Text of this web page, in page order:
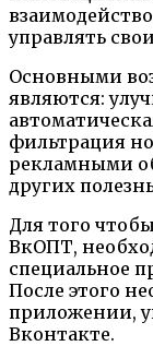
управлять
Основными
являются:
фильтрация
рекламными
других
Для того
ВкОПТ,
специальное
После этого
приложении,
Вконтакте.